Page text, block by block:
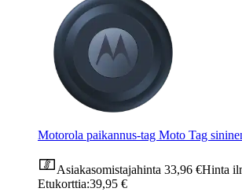
Motorola paikannus-tag Moto Tag
Asiakasomistajahinta 33,96 €Hinta
Etukorttia:39,95 €